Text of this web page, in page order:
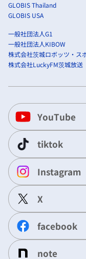
GLOBIS Thailand
GLOBIS USA
一般社団法人G1
一般社団法人KIBOW
株式会社茨城ロボッツ・ス
株式会社LuckyFM茨城放送
YouTube
tiktok
Instagram
X
facebook
note